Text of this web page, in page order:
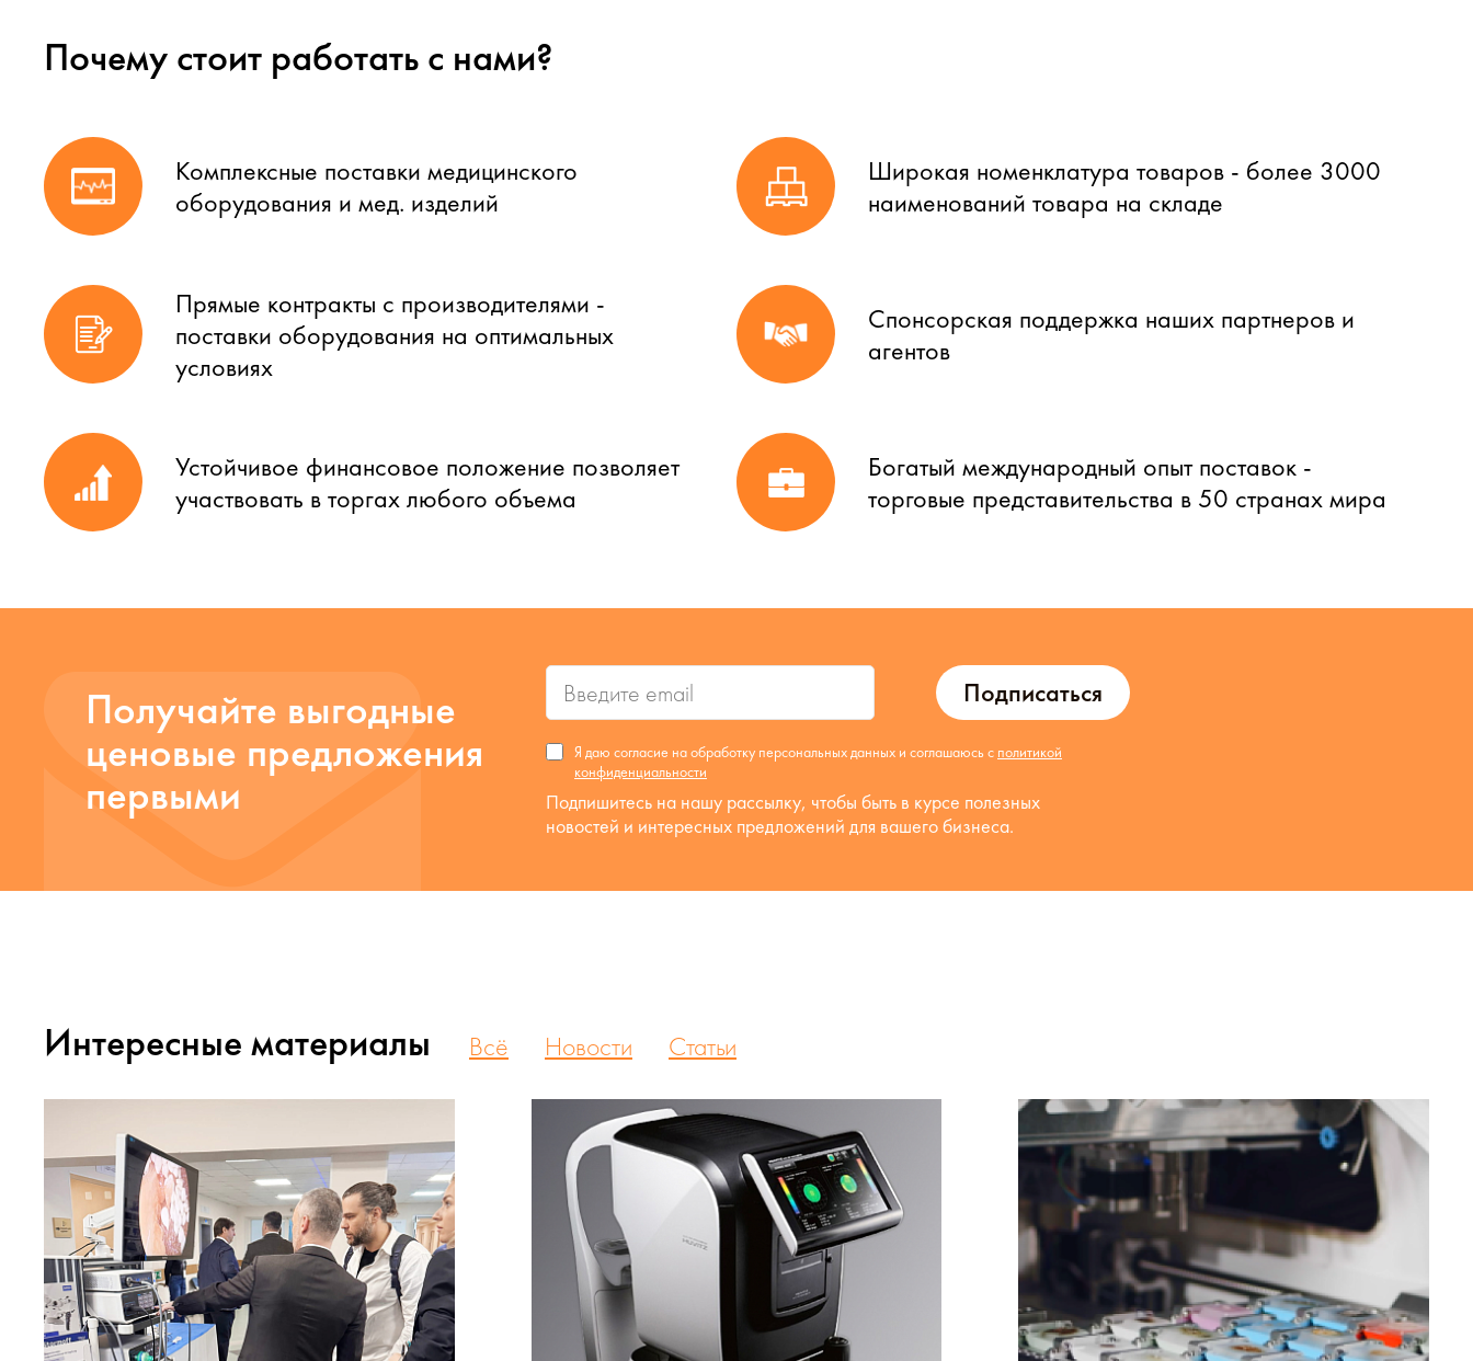
Почему стоит работать с нами?
Комплексные поставки медицинского
оборудования и мед. изделий
Прямые контракты с производителями -
поставки оборудования на оптимальных
условиях
Устойчивое финансовое положение позволяет
участвовать в торгах любого объема
Широкая номенклатура товаров - более 3000
наименований товара на складе
Спонсорская поддержка наших партнеров и
агентов
Богатый международный опыт поставок -
торговые представительства в 50 странах мира
Получайте выгодные
ценовые предложения
первыми
Подписаться
Я даю согласие на обработку персональных данных и соглашаюсь с политикой
конфиденциальности
Подпишитесь на нашу рассылку, чтобы быть в курсе полезных
новостей и интересных предложений для вашего бизнеса.
Интересные материалы Всё Новости Статьи